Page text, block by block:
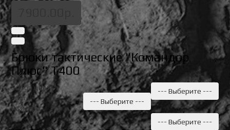
Брюки тактические "Командор
Плюс" Т400
Выбор цвета
--- Выберите ---
Рост
--- Выберите ---
Размеры
--- Выберите ---